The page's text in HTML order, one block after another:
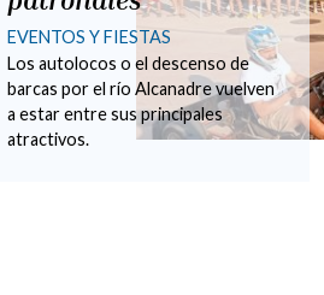
CULTURA
El nuevo servicio, impulsado por el
Instituto de Estudios Sijenenses
Miguel Servet, busca mejorar la
atención a los cerca de 10.000
visitantes...